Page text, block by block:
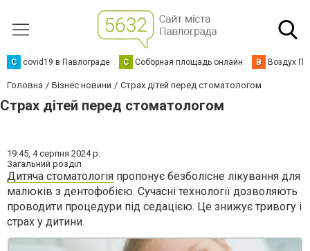
C covid19 в Павлограде С Соборная площадь онлайн В Воздух
Головна Бізнес новини Страх дітей перед стоматологом
Страх дітей перед стоматологом
19:45, 4 серпня 2024 р.
Загальний розділ
Дитяча стоматологія пропонує безболісне лікування для
малюків з дентофобією. Сучасні технології дозволяють
проводити процедури під седацією. Це знижує тривогу і
страх у дитини.